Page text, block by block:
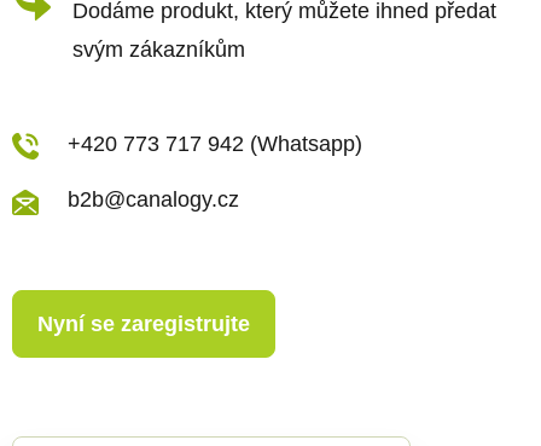
Dodáme produkt, který můžete ihned předat
svým zákazníkům
+420 773 717 942 (Whatsapp)
b2b@canalogy.cz
Nyní se zaregistrujte